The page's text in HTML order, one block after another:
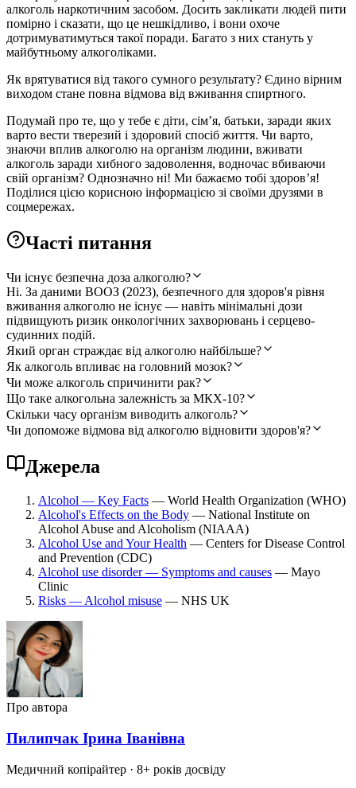
алкоголь наркотичним засобом. Досить закликати людей пити
помірно і сказати, що це нешкідливо, і вони охоче
дотримуватимуться такої поради. Багато з них стануть у
майбутньому алкоголіками.
Як врятуватися від такого сумного результату? Єдино вірним
виходом стане повна відмова від вживання спиртного.
Подумай про те, що у тебе є діти, сім’я, батьки, заради яких
варто вести тверезий і здоровий спосіб життя. Чи варто,
знаючи вплив алкоголю на організм людини, вживати
алкоголь заради хибного задоволення, водночас вбиваючи
свій організм? Однозначно ні! Ми бажаємо тобі здоров’я!
Поділися цією корисною інформацією зі своїми друзями в
соцмережах.
Часті питання
Чи існує безпечна доза алкоголю?
Ні. За даними ВООЗ (2023), безпечного для здоров'я рівня
вживання алкоголю не існує — навіть мінімальні дози
підвищують ризик онкологічних захворювань і серцево-
судинних подій.
Який орган страждає від алкоголю найбільше?
Як алкоголь впливає на головний мозок?
Чи може алкоголь спричинити рак?
Що таке алкогольна залежність за МКХ-10?
Скільки часу організм виводить алкоголь?
Чи допоможе відмова від алкоголю відновити здоров'я?
Джерела
Alcohol — Key Facts — World Health Organization (WHO)
Alcohol's Effects on the Body — National Institute on
Alcohol Abuse and Alcoholism (NIAAA)
Alcohol Use and Your Health — Centers for Disease Control
and Prevention (CDC)
Alcohol use disorder — Symptoms and causes — Mayo
Clinic
Risks — Alcohol misuse — NHS UK
Про автора
Пилипчак Ірина Іванівна
Медичний копірайтер · 8+ років досвіду